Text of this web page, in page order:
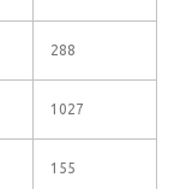
288
1027
155